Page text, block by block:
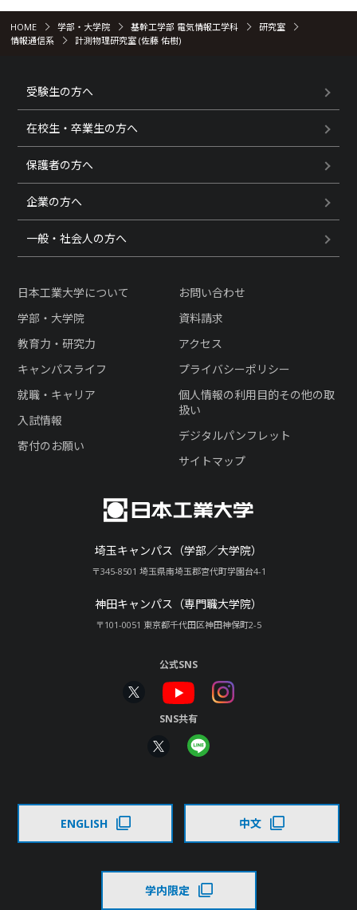
HOME 学部・大学院 基幹工学部 電気情報工学科
研究室
情報通信系
計測物理研究室 (佐藤 佑樹)
受験生の方へ
在校生・卒業生の方へ
保護者の方へ
企業の方へ
一般・社会人の方へ
埼玉キャンパス（学部／大学院）
〒345-8501 埼玉県南埼玉郡宮代町学園台4-1
神田キャンパス（専門職大学院）
〒101-0051 東京都千代田区神田神保町2-5
日本工業大学について
学部・大学院
教育力・研究力
キャンパスライフ
就職・キャリア
入試情報
寄付のお願い
お問い合わせ
資料請求
アクセス
プライバシーポリシー
個人情報の利用目的その他の取
扱い
デジタルパンフレット
サイトマップ
公式SNS
SNS共有
ENGLISH 中文
学内限定